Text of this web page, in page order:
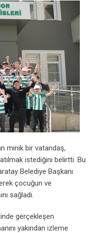
minik bir vatandaş,
istediğini belirtti. Bu
Belediye Başkanı
çocuğun ve
sağladı.
gerçekleşen
yakından izleme